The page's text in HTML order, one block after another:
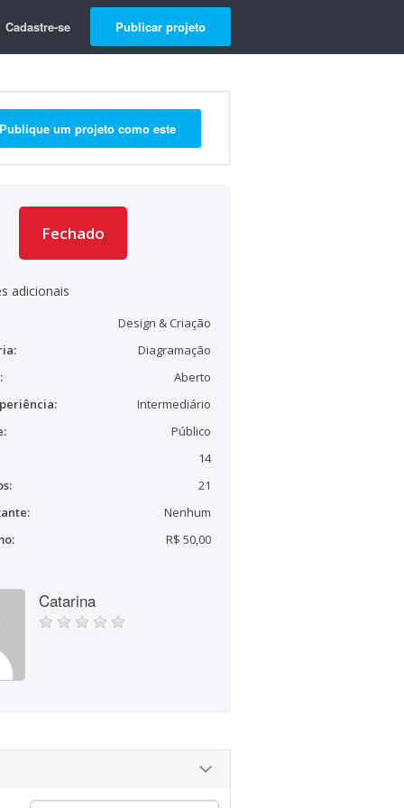
Cadastre-se Publicar projeto
Publique um projeto como este
Fechado
adicionais
Design & Criação
Diagramação
Aberto
Intermediário
Público
14
21
Nenhum
R$ 50,00
Catarina